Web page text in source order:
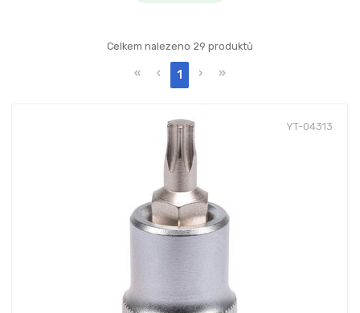
Celkem nalezeno 29 produktů
« ‹ 1 › »
YT-04313